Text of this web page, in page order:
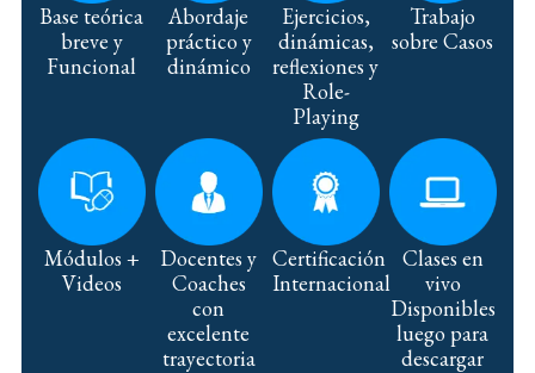
Base teórica
breve y
Funcional
Abordaje
práctico y
dinámico
Ejercicios,
dinámicas,
reflexiones y
Role-
Playing
Trabajo
sobre Casos
Módulos +
Videos
Docentes y
Coaches
con
excelente
trayectoria
Certificación
Internacional
Clases en
vivo
Disponibles
luego para
descargar